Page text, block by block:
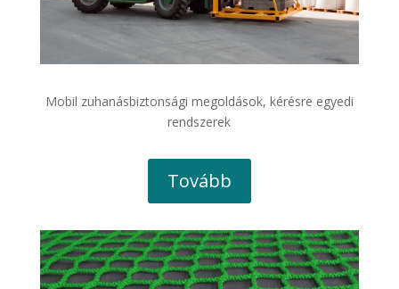
Mobil zuhanásbiztonsági megoldások, kérésre egyedi
rendszerek
Tovább